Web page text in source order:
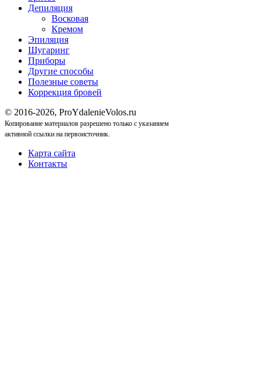
Депиляция
Восковая
Кремом
Эпиляция
Шугаринг
Приборы
Другие способы
Полезные советы
Коррекция бровей
© 2016-2026, ProYdalenieVolos.ru
Копирование материалов разрешено только с указанием
активной ссылки на первоисточник.
Карта сайта
Контакты